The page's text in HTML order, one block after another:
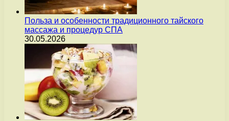
Польза и особенности традиционного тайского
массажа и процедур СПА
30.05.2026